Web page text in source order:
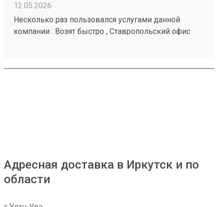
12.05.2026
Несколько раз пользовался услугами данной
компании . Возят быстро , Ставропольский офис
поддержки все решается . Заказ № 260425670
Адресная доставка в Иркутск и по
области